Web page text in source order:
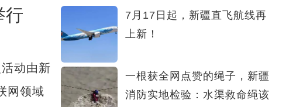
行
动由新
网领域
7月17日起，新疆直飞航线再
上新！
一根获全网点赞的绳子，新疆
消防实地检验：水渠救命绳该